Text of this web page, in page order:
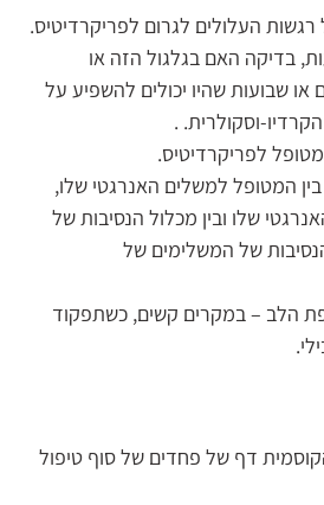
בדיקה האם בגלגול הזה או
או שבועות שהיו יכולים להשפיע על
וסקולרית. .
המטופל למשלים האנרגטי שלו,
שלו ובין מכלול הנסיבות של
של המשלימים של
הלב – במקרים קשים, כשתפקוד
דף של פחדים של סוף טיפול